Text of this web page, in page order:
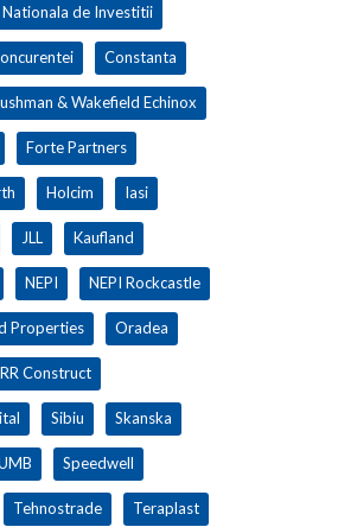
de Investitii
Constanta
& Wakefield Echinox
Forte Partners
Holcim Iasi
JLL Kaufland
NEPI NEPI Rockcastle
Properties Oradea
Construct
Sibiu Skanska
Speedwell
Tehnostrade Teraplast